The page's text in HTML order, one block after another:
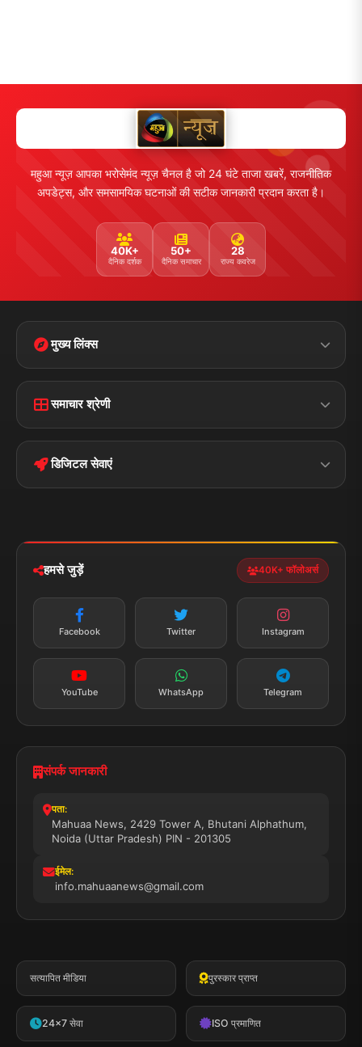
महुआ न्यूज़ आपका भरोसेमंद न्यूज़ चैनल है जो 24 घंटे ताजा खबरें, राजनीतिक
अपडेट्स, और समसामयिक घटनाओं की सटीक जानकारी प्रदान करता है।
40K+
दैनिक दर्शक
50+
दैनिक समाचार
28
राज्य कवरेज
मुख्य लिंक्स
Disclaimer
Terms &
Privacy Policy
समाचार श्रेणी
पॉलिटिकल झारखण्ड
डिजिटल सेवाएं
न्यूज़ अलर्ट
सब्सक्राइब करें
हमसे जुड़ें 40K+ फॉलोअर्स
Facebook Twitter Instagram
YouTube WhatsApp Telegram
संपर्क जानकारी
पता:
Mahuaa News, 2429 Tower A, Bhutani Alphathum,
Noida (Uttar Pradesh) PIN - 201305
ईमेल:
info.mahuaanews@gmail.com
सत्यापित मीडिया पुरस्कार प्राप्त
24x7 सेवा ISO प्रमाणित